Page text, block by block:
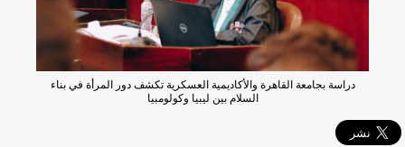
دراسة بجامعة القاهرة والأكاديمية العسكرية تكشف دور المرأة في بناء
السلام بين ليبيا وكولومبيا